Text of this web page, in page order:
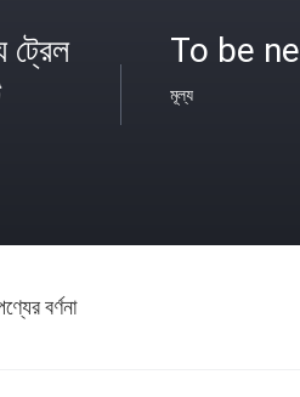
ট্রেল
To be
মূল্য
বর্ণনা